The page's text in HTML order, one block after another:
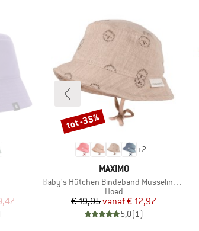
prijs
+2
MERK
MAXIMO
Artikel
Baby's Hütchen Bindeband Musselinstoff Futter
Productgroep
Hoed
Prijs
€ 19,95 Verlaagde prijs
vanaf€ 12,97
5,0(1)
Korting
tot -35%